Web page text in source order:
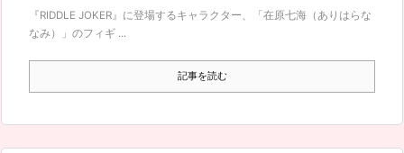
『RIDDLE JOKER』に登場するキャラクター、「在原七海（ありはらな
なみ）」のフィギ ...
記事を読む